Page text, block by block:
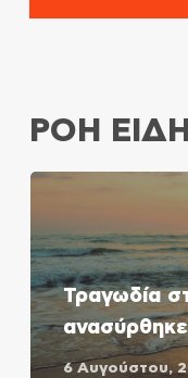
ΡΟΗ
Τραγωδία
6 Αυγούστου,